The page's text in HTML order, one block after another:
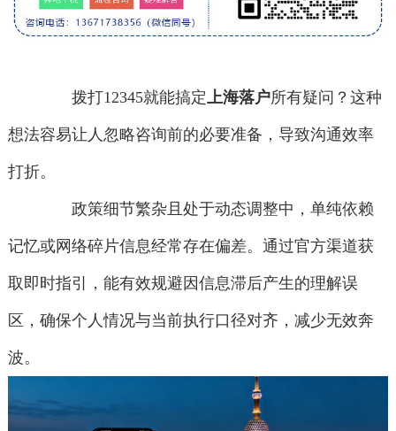
拨打12345就能搞定上海落户所有疑问？这种
想法容易让人忽略咨询前的必要准备，导致沟通效率
打折。
政策细节繁杂且处于动态调整中，单纯依赖
记忆或网络碎片信息经常存在偏差。通过官方渠道获
取即时指引，能有效规避因信息滞后产生的理解误
区，确保个人情况与当前执行口径对齐，减少无效奔
波。